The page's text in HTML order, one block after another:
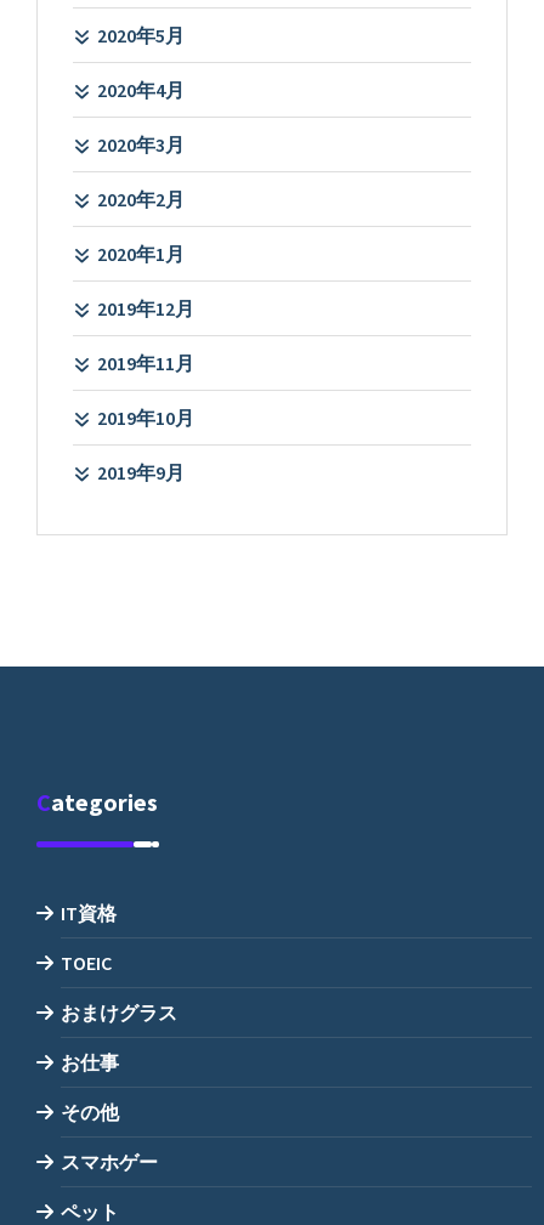
2020年5月
2020年4月
2020年3月
2020年2月
2020年1月
2019年12月
2019年11月
2019年10月
2019年9月
Categories
IT資格
TOEIC
おまけグラス
お仕事
その他
スマホゲー
ペット